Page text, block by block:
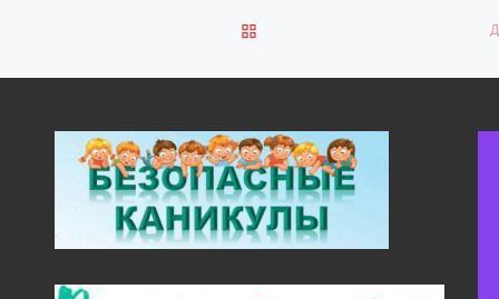
ОБРАТНО К СПИСКУ